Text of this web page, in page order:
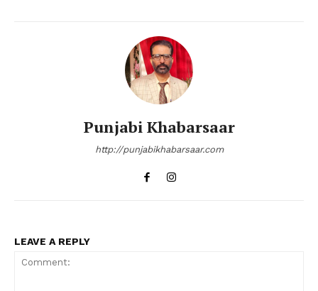
Punjabi Khabarsaar
http://punjabikhabarsaar.com
LEAVE A REPLY